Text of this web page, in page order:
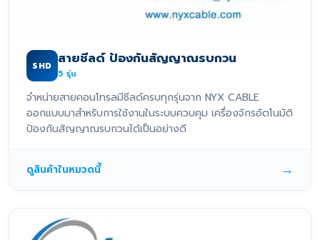
SHD สายชีลด์ ป้องกันสัญญาณรบกวน
5 รุ่น
จำหน่ายสายคอนโทรลมีชีลด์ครบทุกรุ่นจาก NYX CABLE
ออกแบบมาสำหรับการใช้งานในระบบควบคุม เครื่องจักรอัตโนมัติ
ป้องกันสัญญาณรบกวนได้เป็นอย่างดี
ดูสินค้าในหมวดนี้ →